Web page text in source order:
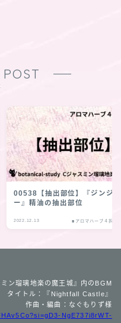
00538【抽出部位】『ジンジ
ー』精油の抽出部位
2022.12.13 ■アロマハーブ４択ク
ミン瑠璃地楽の魔王城』内のBGM
タイトル：『Nightfall Castle』
作曲・編曲：なぐもりず様
NgE737i8rWT-